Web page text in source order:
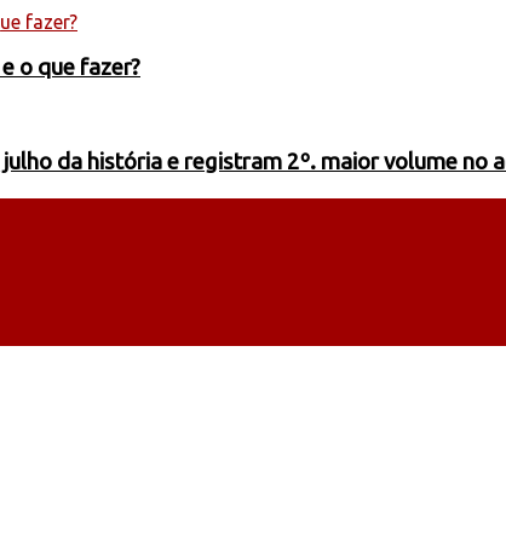
o que fazer?
da história e registram 2º. maior volume no